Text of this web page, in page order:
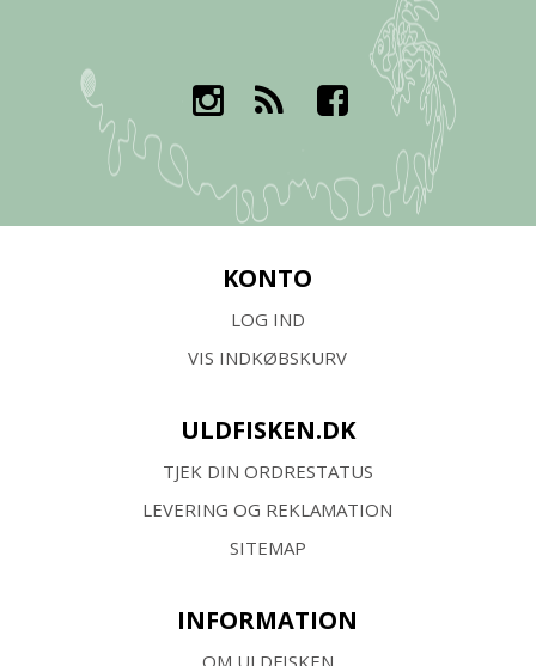
KONTO
LOG IND
VIS INDKØBSKURV
ULDFISKEN.DK
TJEK DIN ORDRESTATUS
LEVERING OG REKLAMATION
SITEMAP
INFORMATION
OM ULDFISKEN